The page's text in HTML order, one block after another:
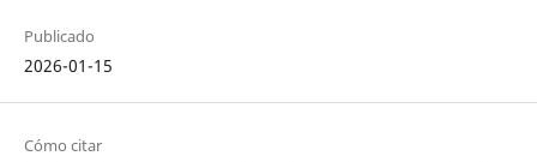
Publicado
2026-01-15
Cómo citar